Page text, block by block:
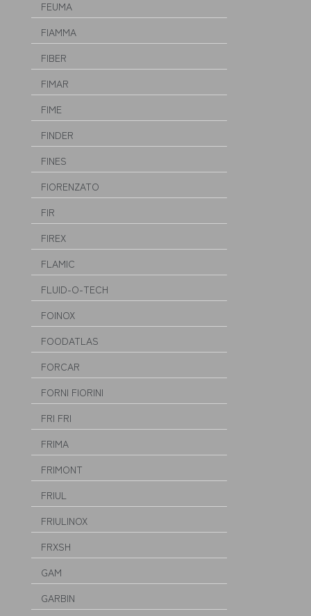
FEUMA
FIAMMA
FIBER
FIMAR
FIME
FINDER
FINES
FIORENZATO
FIR
FIREX
FLAMIC
FLUID-O-TECH
FOINOX
FOODATLAS
FORCAR
FORNI FIORINI
FRI FRI
FRIMA
FRIMONT
FRIUL
FRIULINOX
FRXSH
GAM
GARBIN